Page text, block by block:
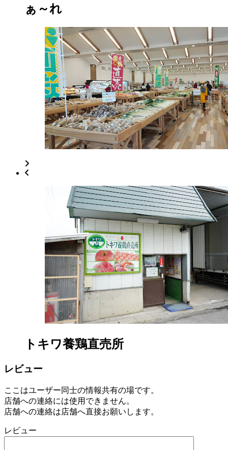
森
県
ぁ～れ
トキワ養鶏直売所
レビュー
ここはユーザー同士の情報共有の場です。
店舗への連絡には使用できません。
店舗への連絡は店舗へ直接お願いします。
レビュー